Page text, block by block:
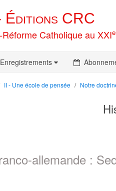
Éditions CRC
Catholique au XXIe
Enregistrements
II - Une école de pensée Notre
allemande :